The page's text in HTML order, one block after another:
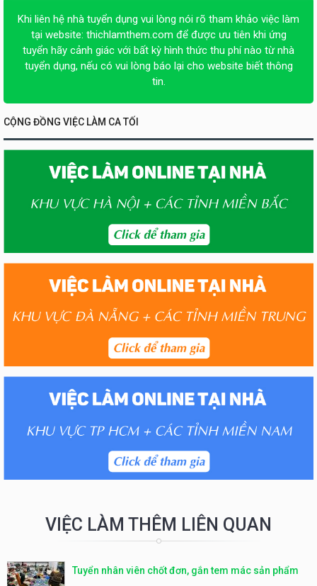
Khi liên hệ nhà tuyển dụng vui lòng nói rõ tham khảo việc làm
tại website: thichlamthem.com để được ưu tiên khi ứng
tuyển hãy cảnh giác với bất kỳ hình thức thu phí nào từ nhà
tuyển dụng, nếu có vui lòng báo lại cho website biết thông
tin.
CỘNG ĐỒNG VIỆC LÀM CA TỐI
VIỆC LÀM THÊM LIÊN QUAN
Tuyển nhân viên chốt đơn, gắn tem mác sản phẩm